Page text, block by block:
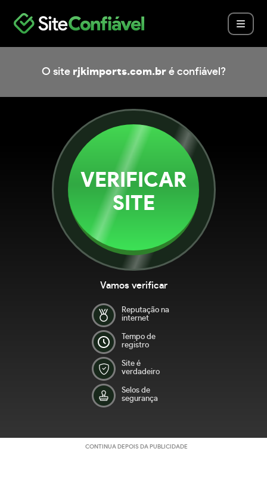
O site rjkimports.com.bré confiável?
VERIFICAR
SITE
Vamos verificar
Reputação na
internet
Tempo de
registro
Site é
verdadeiro
Selos de
segurança
CONTINUA DEPOIS DA PUBLICIDADE